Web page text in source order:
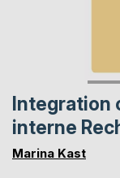
Integration
interne
Marina Kast